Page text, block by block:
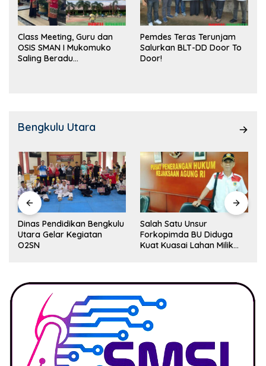
Class Meeting, Guru dan
OSIS SMAN I Mukomuko
Saling Beradu
Pemdes Teras Terunjam
Salurkan BLT-DD Door To
Door!
Bengkulu Utara
Dinas Pendidikan Bengkulu
Utara Gelar Kegiatan
O2SN
Salah Satu Unsur
Forkopimda BU Diduga
Kuat Kuasai Lahan Milik